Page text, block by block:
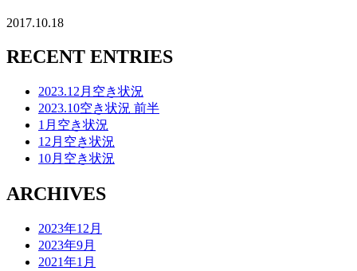
2017.10.18
RECENT ENTRIES
2023.12月空き状況
2023.10空き状況 前半
1月空き状況
12月空き状況
10月空き状況
ARCHIVES
2023年12月
2023年9月
2021年1月